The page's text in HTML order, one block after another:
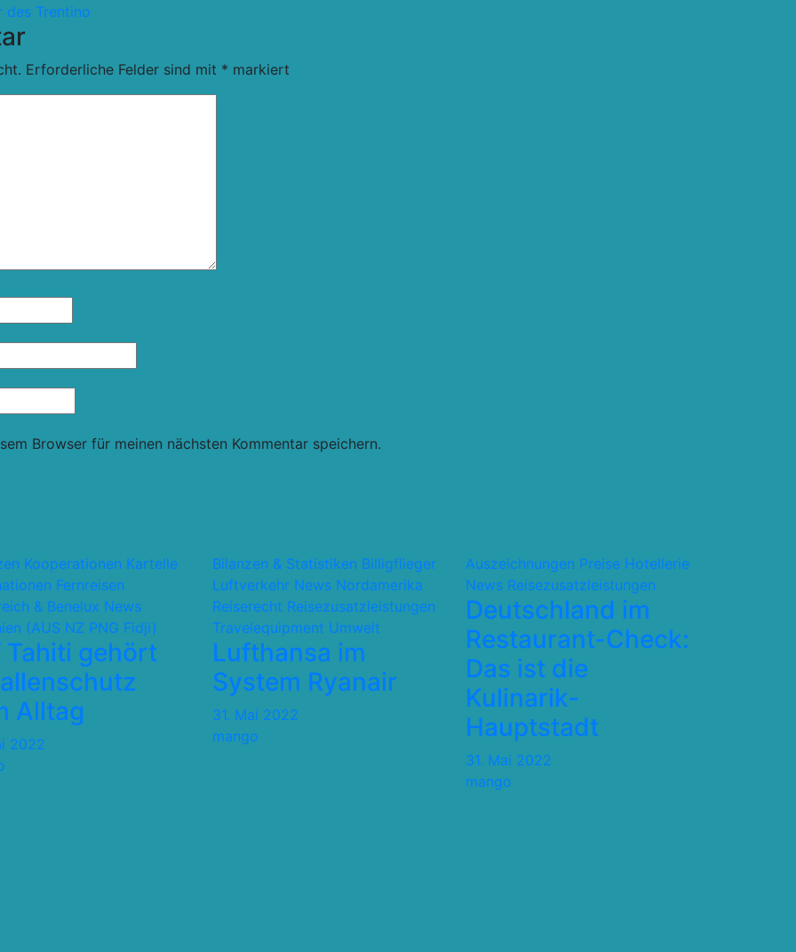
des Trentino
Erforderliche Felder sind mit * markiert
Browser für meinen nächsten Kommentar speichern.
Kooperationen Kartelle
Fernreisen
& Benelux News
(AUS NZ PNG Fidji)
Tahiti gehört
Alltag
2022
Bilanzen & Statistiken Billigflieger
Luftverkehr News Nordamerika
Reiserecht Reisezusatzleistungen
Travelequipment Umwelt
Lufthansa im
System Ryanair
31. Mai 2022
mango
Auszeichnungen Preise Hotellerie
News Reisezusatzleistungen
Deutschland im
Restaurant-Check:
Das ist die
Kulinarik-
Hauptstadt
31. Mai 2022
mango